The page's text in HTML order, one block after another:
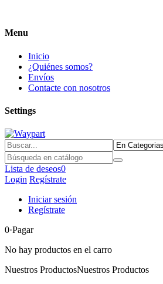
Menu
Inicio
¿Quiénes somos?
Envíos
Contacte con nosotros
Settings
Lista de deseos0
Login Regístrate
Iniciar sesión
Regístrate
0·Pagar
No hay productos en el carro
Nuestros ProductosNuestros Productos